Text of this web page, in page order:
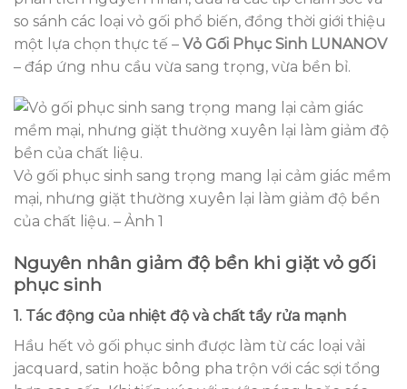
so sánh các loại vỏ gối phổ biến, đồng thời giới thiệu
một lựa chọn thực tế – Vỏ Gối Phục Sinh LUNANOV
– đáp ứng nhu cầu vừa sang trọng, vừa bền bỉ.
Vỏ gối phục sinh sang trọng mang lại cảm giác mềm
mại, nhưng giặt thường xuyên lại làm giảm độ bền
của chất liệu. – Ảnh 1
Nguyên nhân giảm độ bền khi giặt vỏ gối
phục sinh
1. Tác động của nhiệt độ và chất tẩy rửa mạnh
Hầu hết vỏ gối phục sinh được làm từ các loại vải
jacquard, satin hoặc bông pha trộn với các sợi tổng